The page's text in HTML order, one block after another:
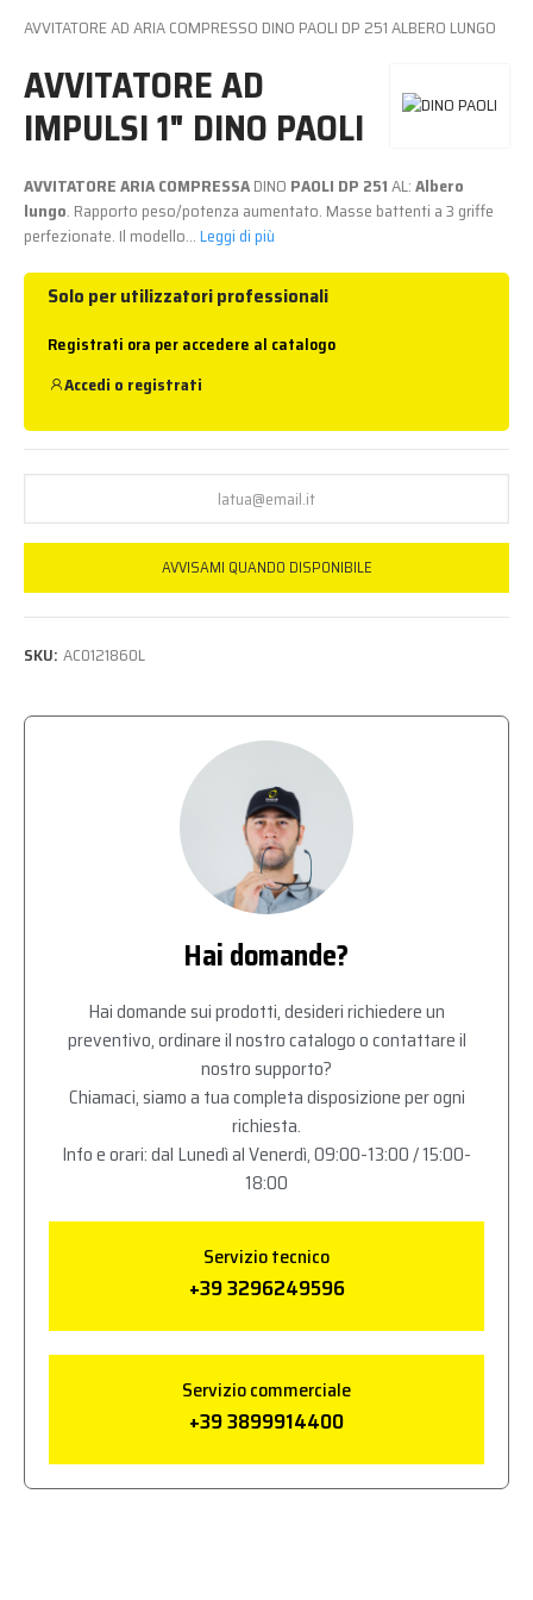
AVVITATORE AD ARIA COMPRESSO DINO PAOLI DP 251 ALBERO LUNGO
AVVITATORE AD
IMPULSI 1" DINO PAOLI
AVVITATORE ARIA COMPRESSADINO PAOLI DP 251AL:Albero
lungo. Rapporto peso/potenza aumentato. Masse battenti a 3 griffe
perfezionate. Il modello...Leggi di più
Solo per utilizzatori professionali
Registrati ora per accedere al catalogo
Accedi o registrati
AVVISAMI QUANDO DISPONIBILE
SKU: AC0121860L
Hai domande?
Hai domande sui prodotti, desideri richiedere un
preventivo, ordinare il nostro catalogo o contattare il
nostro supporto?
Chiamaci, siamo a tua completa disposizione per ogni
richiesta.
Info e orari: dal Lunedì al Venerdì, 09:00-13:00 / 15:00-
18:00
Servizio tecnico
+39 3296249596
Servizio commerciale
+39 3899914400